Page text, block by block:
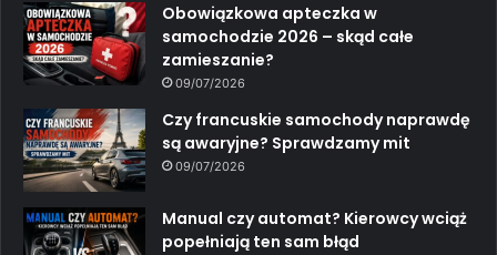
Obowiązkowa apteczka w
samochodzie 2026 – skąd całe
zamieszanie?
09/07/2026
Czy francuskie samochody naprawdę
są awaryjne? Sprawdzamy mit
09/07/2026
Manual czy automat? Kierowcy wciąż
popełniają ten sam błąd